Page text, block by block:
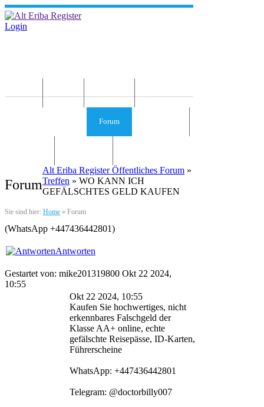
Login
Forum
Forum
Sie sind hier: Home » Forum
Alt Eriba Register Öffentliches Forum »
Treffen » WO KANN ICH
GEFÄLSCHTES GELD KAUFEN
(WhatsApp +447436442801)
Antworten
Gestartet von: mike201319800 Okt 22 2024,
10:55
Okt 22 2024, 10:55
Kaufen Sie hochwertiges, nicht
erkennbares Falschgeld der
Klasse AA+ online, echte
gefälschte Reisepässe, ID-Karten,
Führerscheine
WhatsApp: +447436442801
Telegram: @doctorbilly007